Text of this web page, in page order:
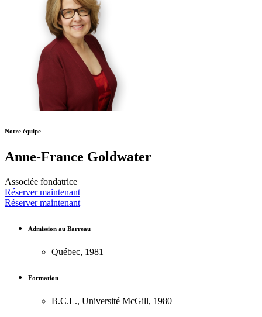
Notre équipe
Anne-France Goldwater
Associée fondatrice
Réserver maintenant
Réserver maintenant
Admission au Barreau
Québec, 1981
Formation
B.C.L., Université McGill, 1980